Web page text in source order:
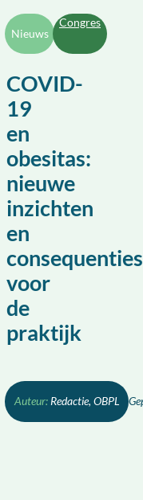
Nieuws
Congres
COVID-
19
en
obesitas:
nieuwe
inzichten
en
consequenties
voor
de
praktijk
Redactie, OBPL